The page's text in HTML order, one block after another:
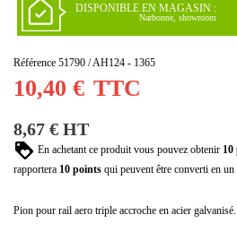
DISPONIBLE EN MAGASIN :
Narbonne, showroom
Référence 51790 / AH124 - 1365
10,40 € TTC
8,67 € HT
En achetant ce produit vous pouvez obtenir 10
rapportera 10 points qui peuvent être converti en
Pion pour rail aero triple accroche en acier galvanisé.